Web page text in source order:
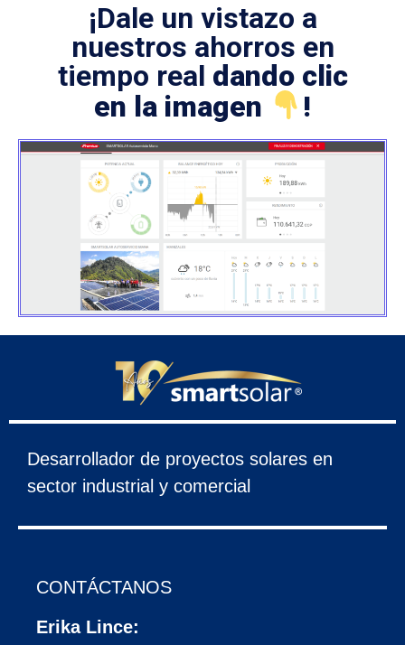
¡Dale un vistazo a
nuestros ahorros en
tiempo real dando clic
en la imagen
!
Desarrollador de proyectos solares en
sector industrial y comercial
CONTÁCTANOS
Erika Lince: